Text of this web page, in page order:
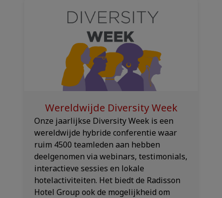
Wereldwijde Diversity Week
Onze jaarlijkse Diversity Week is een
wereldwijde hybride conferentie waar
ruim 4500 teamleden aan hebben
deelgenomen via webinars, testimonials,
interactieve sessies en lokale
hotelactiviteiten. Het biedt de Radisson
Hotel Group ook de mogelijkheid om